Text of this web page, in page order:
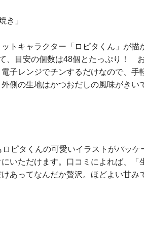
き」
トキャラクター「ロピタくん」が描
、目安の個数は48個とたっぷり！
子レンジでチンするだけなので、手
側の生地はかつおだしの風味がきい
ピタくんの可愛いイラストがパッケ
いただけます。口コミによれば、「
あってなんだか贅沢。ほどよい甘み